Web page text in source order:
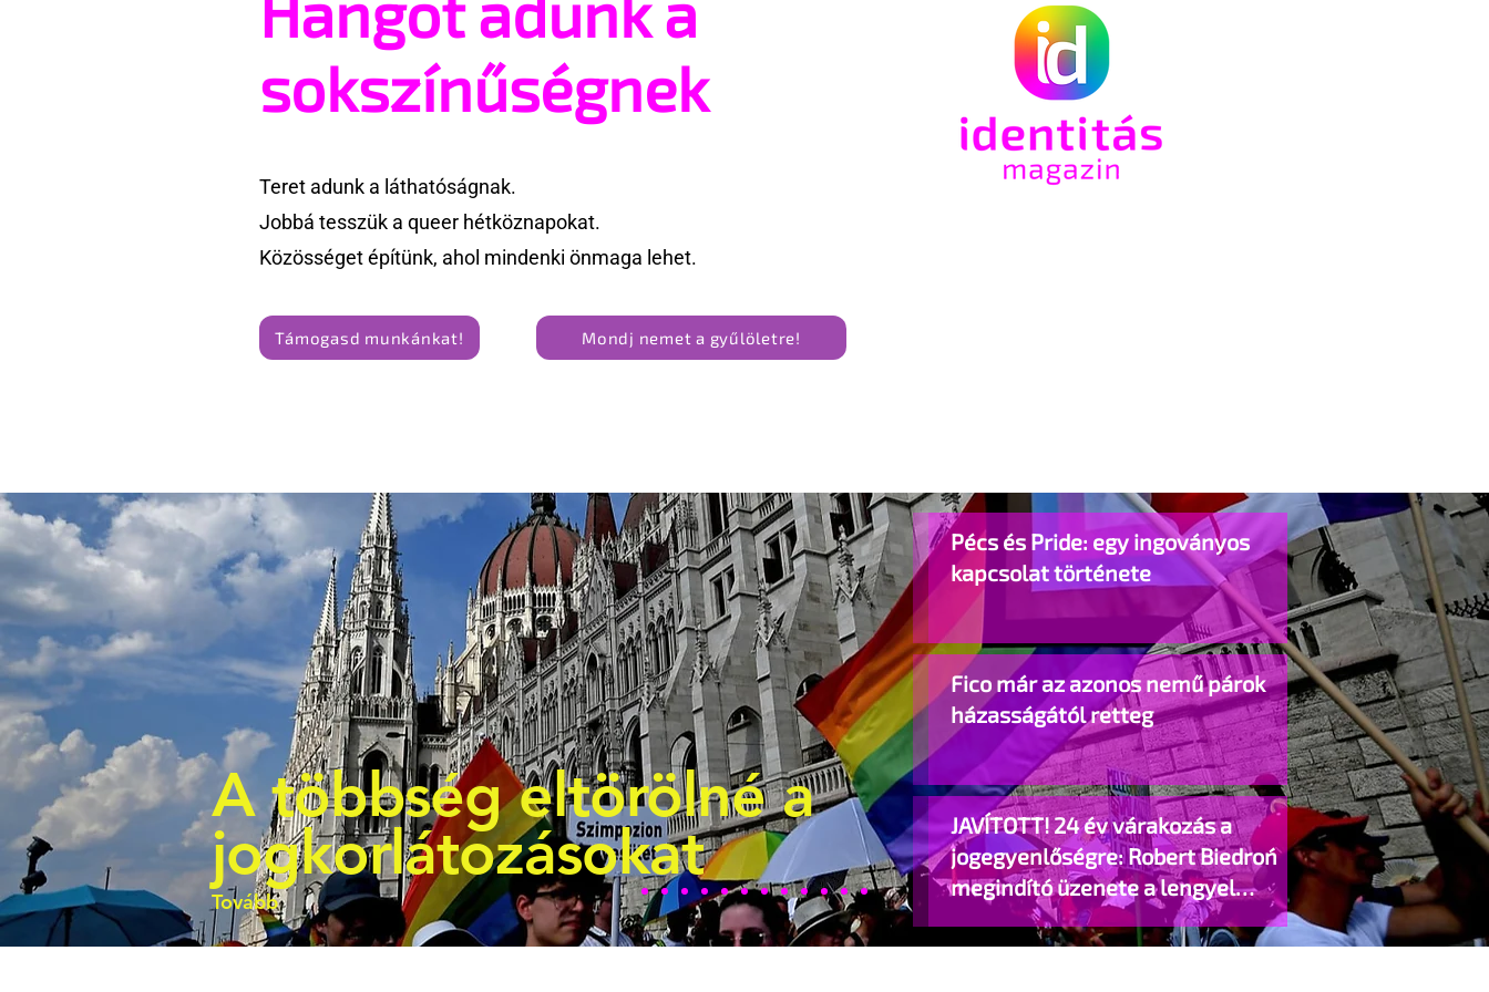
párok házasságától retteg
Biedroń megindító üzenete a
sokszínűségnek
Teret adunk a láthatóságnak.
Jobbá tesszük a queer hétköznapokat.
Közösséget építünk, ahol mindenki önmaga lehet.
Támogasd munkánkat! Mondj nemet a gyűlöletre!
A többség eltörölné a
jogkorlátozásokat
Tovább
Pécs és Pride: egy ingoványos
kapcsolat története
Fico már az azonos nemű párok
házasságától retteg
JAVÍTOTT! 24 év várakozás a
jogegyenlőségre: Robert Biedroń
megindító üzenete a lengyel
bejegyzett élettársi kapcsolatokért